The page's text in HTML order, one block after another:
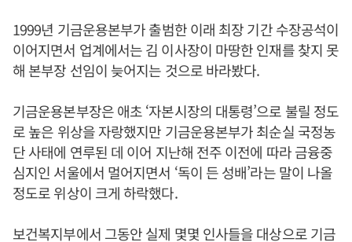
1999년 기금운용본부가 출범한 이래 최장 기간 수장공석이
이어지면서 업계에서는 김 이사장이 마땅한 인재를 찾지 못
해 본부장 선임이 늦어지는 것으로 바라봤다.
기금운용본부장은 애초 ‘자본시장의 대통령’으로 불릴 정도
로 높은 위상을 자랑했지만 기금운용본부가 최순실 국정농
단 사태에 연루된 데 이어 지난해 전주 이전에 따라 금융중
심지인 서울에서 멀어지면서 ‘독이 든 성배’라는 말이 나올
정도로 위상이 크게 하락했다.
보건복지부에서 그동안 실제 몇몇 인사들을 대상으로 기금